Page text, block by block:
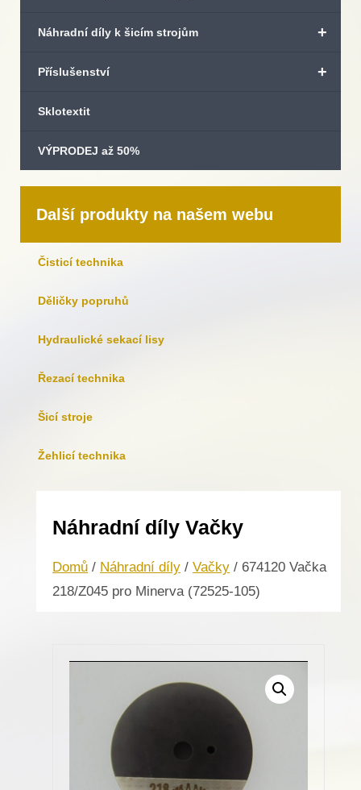
+
Náhradní díly k šicím strojům
+
Příslušenství
Sklotextit
VÝPRODEJ až 50%
Další produkty na našem webu
Čisticí technika
Děličky popruhů
Hydraulické sekací lisy
Řezací technika
Šicí stroje
Žehlicí technika
Náhradní díly Vačky
Domů / Náhradní díly / Vačky / 674120 Vačka
218/Z045 pro Minerva (72525-105)